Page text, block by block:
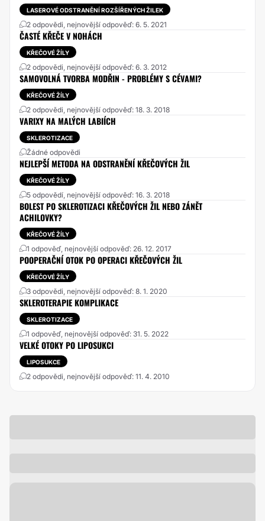
LASEROVÉ ODSTRANĚNÍ ROZŠÍŘENÝCH ŽILEK
2 odpovědi, nejnovější odpověď: 6. 5. 2021
ČASTÉ KŘEČE V NOHÁCH
KŘEČOVÉ ŽÍLY
2 odpovědi, nejnovější odpověď: 6. 3. 2012
SAMOVOLNÁ TVORBA MODŘIN - PROBLÉMY S CÉVAMI?
KŘEČOVÉ ŽÍLY
2 odpovědi, nejnovější odpověď: 18. 3. 2018
VARIXY NA MALÝCH LABIÍCH
SKLEROTIZACE
Žádné odpovědi
NEJLEPŠÍ METODA NA ODSTRANĚNÍ KŘEČOVÝCH ŽIL
KŘEČOVÉ ŽÍLY
5 odpovědí, nejnovější odpověď: 16. 3. 2018
BOLEST PO SKLEROTIZACI KŘEČOVÝCH ŽIL NEBO ZÁNĚT
ACHILOVKY?
KŘEČOVÉ ŽÍLY
1 odpověď, nejnovější odpověď: 26. 12. 2017
POOPERAČNÍ OTOK PO OPERACI KŘEČOVÝCH ŽIL
KŘEČOVÉ ŽÍLY
3 odpovědi, nejnovější odpověď: 8. 1. 2020
SKLEROTERAPIE KOMPLIKACE
SKLEROTIZACE
1 odpověď, nejnovější odpověď: 31. 5. 2022
VELKÉ OTOKY PO LIPOSUKCI
LIPOSUKCE
2 odpovědi, nejnovější odpověď: 11. 4. 2010